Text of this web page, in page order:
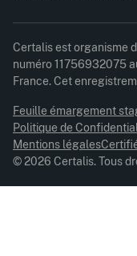
Certalis est organisme
numéro 11756932075
France. Cet
© 2026 Certalis. Tous
Feuille émargement
Politique de
Mentions légales